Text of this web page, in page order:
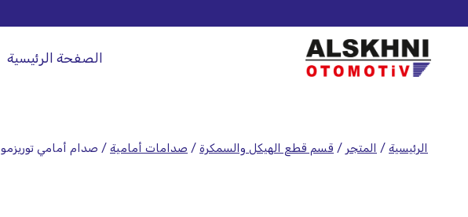
الصفحة الرئيسية
الرئيسية / المتجر / قسم قطع الهيكل والسمكرة / صدامات أمامية / صدام أمامي توريزمو 2017 الأوسط